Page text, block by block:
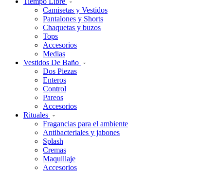
Camisetas y Vestidos
Pantalones y Shorts
Chaquetas y buzos
Tops
Accesorios
Medias
Vestidos De Baño
Dos Piezas
Enteros
Control
Pareos
Accesorios
Rituales
Fragancias para el ambiente
Antibacteriales y jabones
Splash
Cremas
Maquillaje
Accesorios